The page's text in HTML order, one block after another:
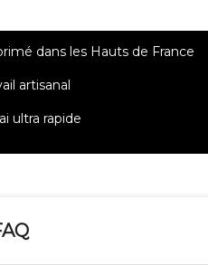
dans les Hauts de France
artisanal
ultra rapide